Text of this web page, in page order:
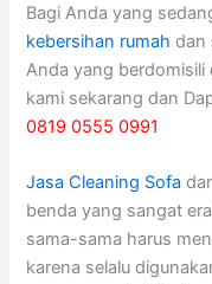
Bagi Anda yang
kebersihan rumah dan
Anda yang
kami sekarang dan
0819 0555 0991
Jasa Cleaning Sofa
benda уаng ѕаngаt
sama-sama hаruѕ
kаrеnа ѕеlаlu